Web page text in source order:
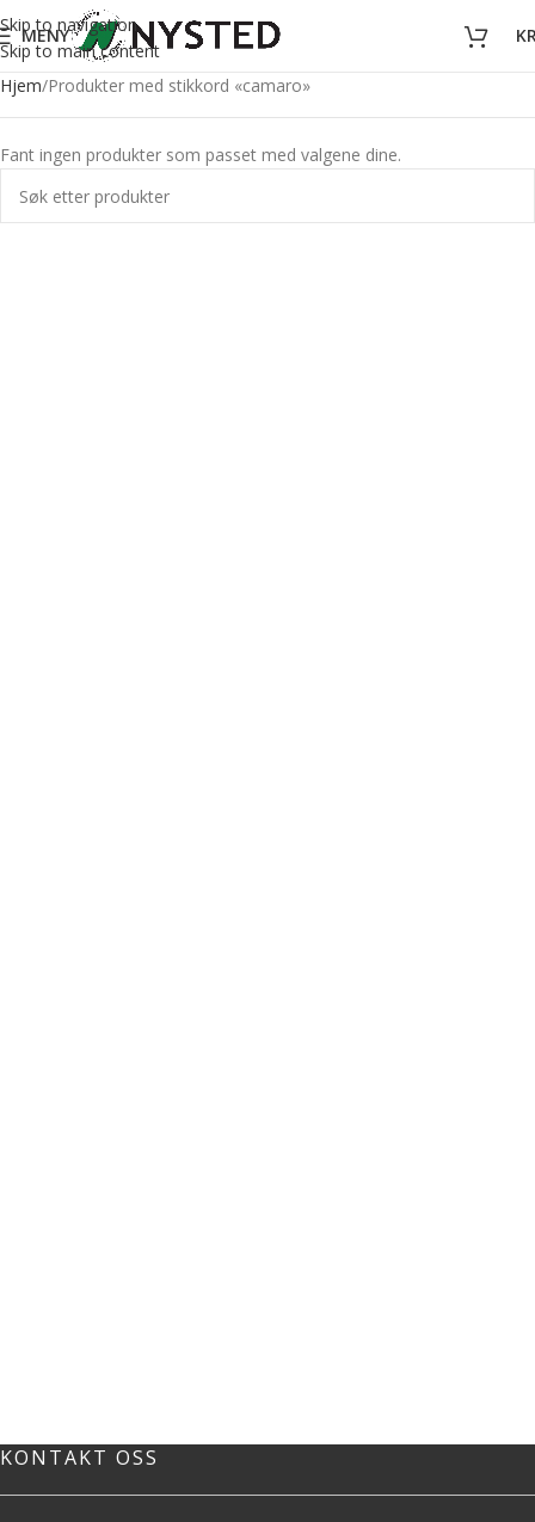
Skip to navigation
Skip to main content
MENY
Hjem Produkter med stikkord «camaro»
Fant ingen produkter som passet med valgene dine.
KONTAKT OSS